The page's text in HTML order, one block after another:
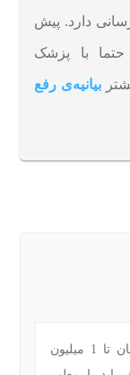
دارد. پیش
حتما با پزشک
بیانیه‌ی رفع
قیمت جرم گیری دندان بین 500هزار تومان تا 1 میلیون